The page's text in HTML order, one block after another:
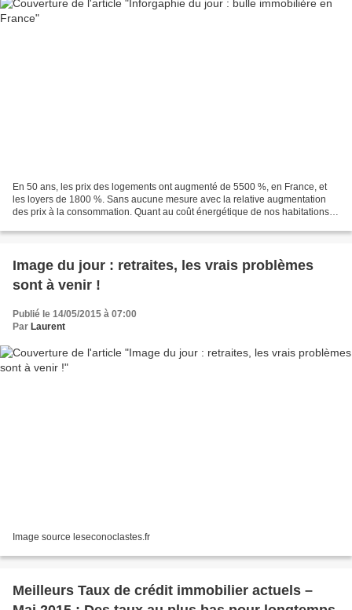
En 50 ans, les prix des logements ont augmenté de 5500 %, en France, et
les loyers de 1800 %. Sans aucune mesure avec la relative augmentation
des prix à la consommation. Quant au coût énergétique de nos habitations, il
Image du jour : retraites, les vrais problèmes
sont à venir !
Publié le 14/05/2015 à 07:00
Par Laurent
Image source leseconoclastes.fr
Meilleurs Taux de crédit immobilier actuels –